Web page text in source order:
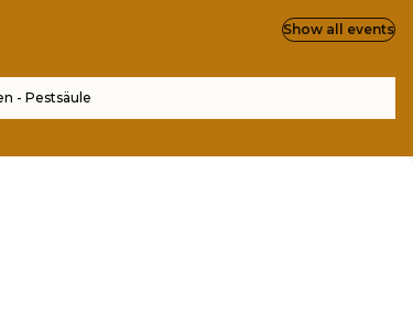
- Pestsäule
Show all events